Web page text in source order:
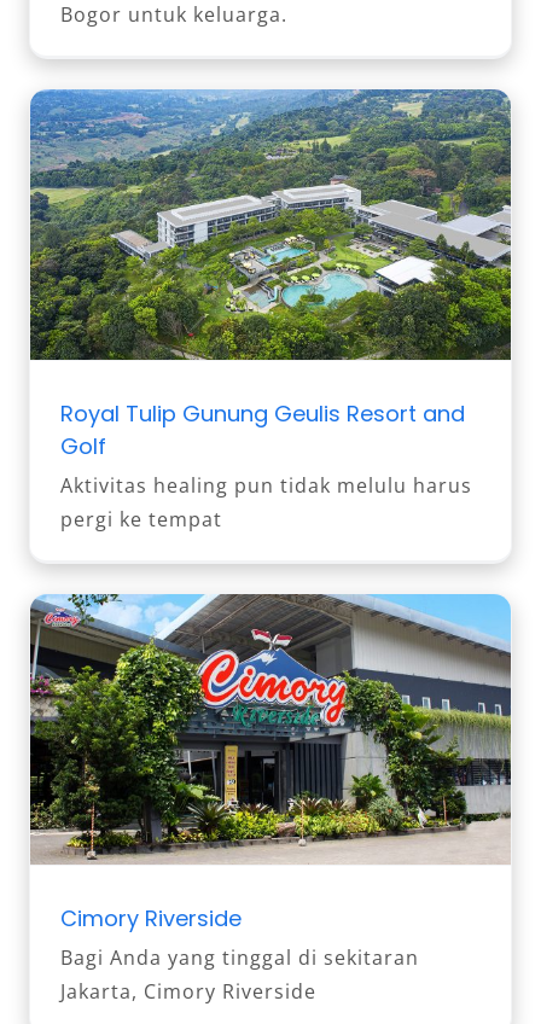
Bogor untuk keluarga.
Royal Tulip Gunung Geulis Resort and
Golf
Aktivitas healing pun tidak melulu harus
pergi ke tempat
Cimory Riverside
Bagi Anda yang tinggal di sekitaran
Jakarta, Cimory Riverside